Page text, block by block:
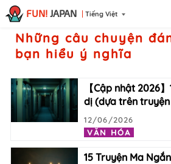
FUN! JAPAN Tiếng Việt
Những câu chuyện
bạn hiểu ý nghĩa
【Cập nhật 2026
dị (dựa trên
VĂN HÓA
12/06/2026
15 Truyện Ma